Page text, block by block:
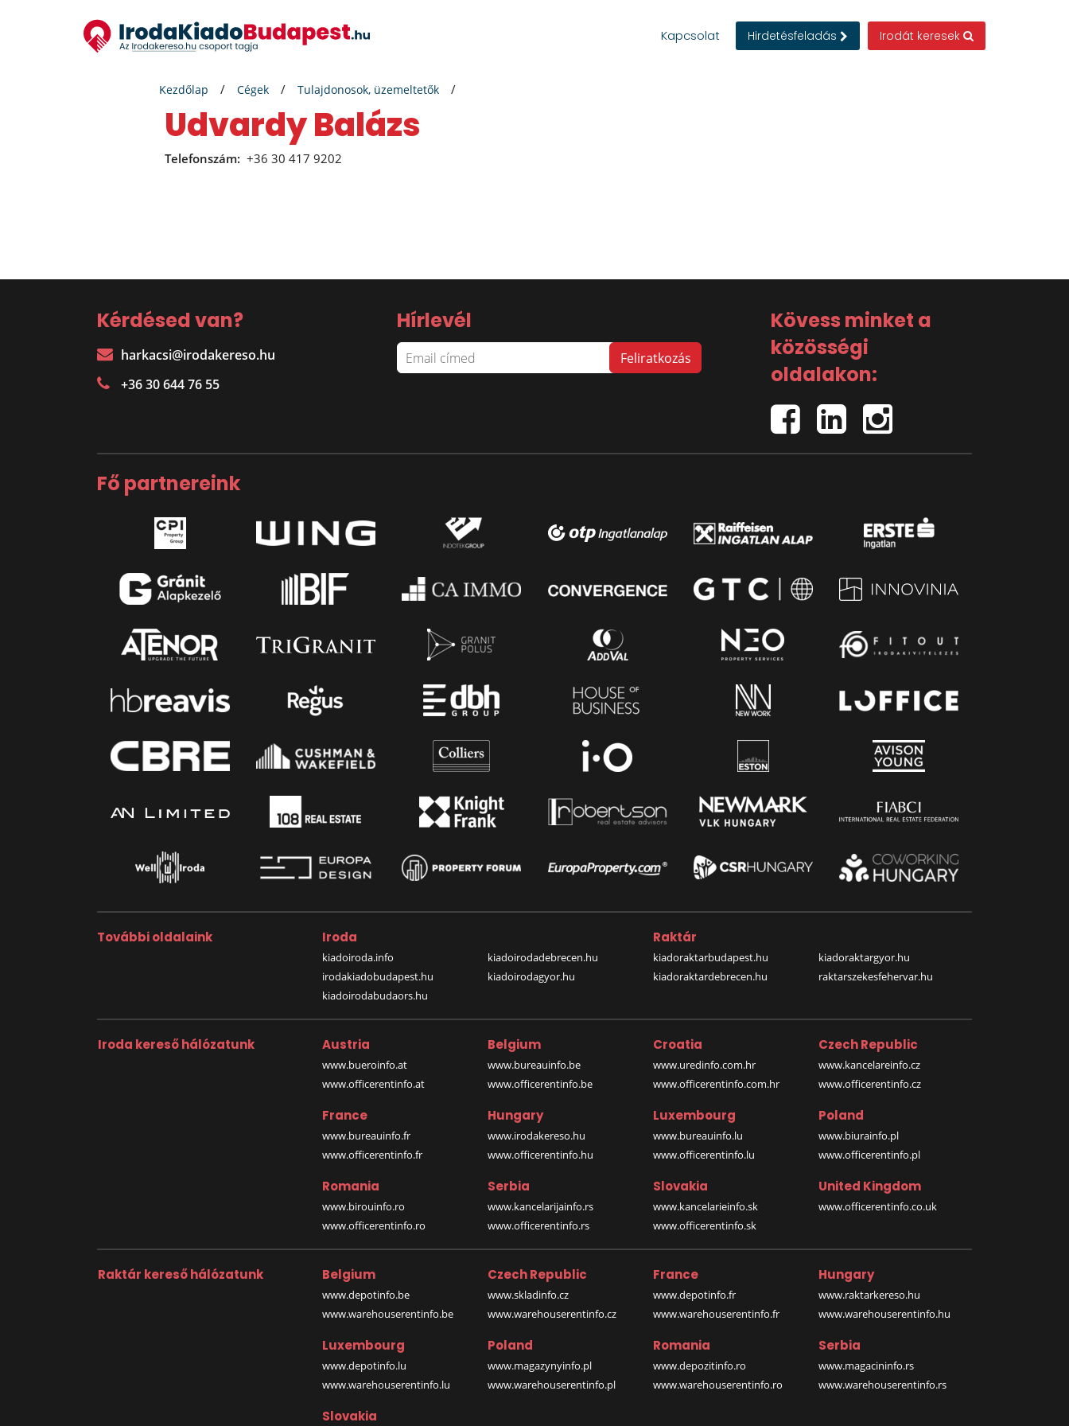
Kapcsolat Hirdetésfeladás Irodát keresek
Kezdőlap Cégek Tulajdonosok, üzemeltetők
Udvardy Balázs
Telefonszám: +36 30 417 9202
Kérdésed van?
harkacsi@irodakereso.hu
+36 30 644 76 55
Hírlevél
Kövess minket a
közösségi
oldalakon:
Fő partnereink
További oldalaink Iroda
kiadoiroda.info
irodakiadobudapest.hu
kiadoirodabudaors.hu
kiadoirodadebrecen.hu
kiadoirodagyor.hu
Raktár
kiadoraktarbudapest.hu
kiadoraktardebrecen.hu
kiadoraktargyor.hu
raktarszekesfehervar.hu
Iroda kereső hálózatunk Austria
www.bueroinfo.at
www.officerentinfo.at
Belgium
www.bureauinfo.be
www.officerentinfo.be
Croatia
www.uredinfo.com.hr
www.officerentinfo.com.hr
Czech Republic
www.kancelareinfo.cz
www.officerentinfo.cz
France
www.bureauinfo.fr
www.officerentinfo.fr
Hungary
www.irodakereso.hu
www.officerentinfo.hu
Luxembourg
www.bureauinfo.lu
www.officerentinfo.lu
Poland
www.biurainfo.pl
www.officerentinfo.pl
Romania
www.birouinfo.ro
www.officerentinfo.ro
Serbia
www.kancelarijainfo.rs
www.officerentinfo.rs
Slovakia
www.kancelarieinfo.sk
www.officerentinfo.sk
United Kingdom
www.officerentinfo.co.uk
Raktár kereső hálózatunk Belgium
www.depotinfo.be
www.warehouserentinfo.be
Czech Republic
www.skladinfo.cz
www.warehouserentinfo.cz
France
www.depotinfo.fr
www.warehouserentinfo.fr
Hungary
www.raktarkereso.hu
www.warehouserentinfo.hu
Luxembourg
www.depotinfo.lu
www.warehouserentinfo.lu
Poland
www.magazynyinfo.pl
www.warehouserentinfo.pl
Romania
www.depozitinfo.ro
www.warehouserentinfo.ro
Serbia
www.magacininfo.rs
www.warehouserentinfo.rs
Slovakia